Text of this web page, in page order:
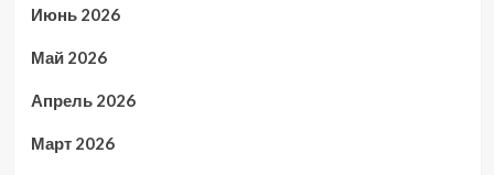
Июнь 2026
Май 2026
Апрель 2026
Март 2026